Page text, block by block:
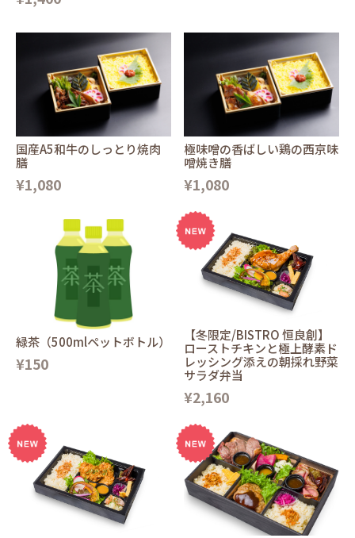
国産A5和牛のしっとり焼肉
膳
¥1,080
極味噌の香ばしい鶏の西京味
噌焼き膳
¥1,080
緑茶（500mlペットボトル）
¥150
【冬限定/BISTRO 恒良創】
ローストチキンと極上酵素ド
レッシング添えの朝採れ野菜
サラダ弁当
¥2,160